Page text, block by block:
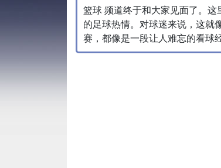
篮球 频道终于和大家见面了。
的足球热情。对球迷来说，这就
赛，都像是一段让人难忘的看球